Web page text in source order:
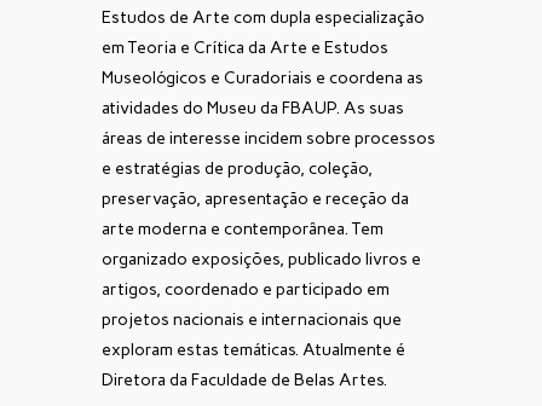
Estudos de Arte com dupla especialização
em Teoria e Crítica da Arte e Estudos
Museológicos e Curadoriais e coordena as
atividades do Museu da FBAUP. As suas
áreas de interesse incidem sobre processos
e estratégias de produção, coleção,
preservação, apresentação e receção da
arte moderna e contemporânea. Tem
organizado exposições, publicado livros e
artigos, coordenado e participado em
projetos nacionais e internacionais que
exploram estas temáticas. Atualmente é
Diretora da Faculdade de Belas Artes.